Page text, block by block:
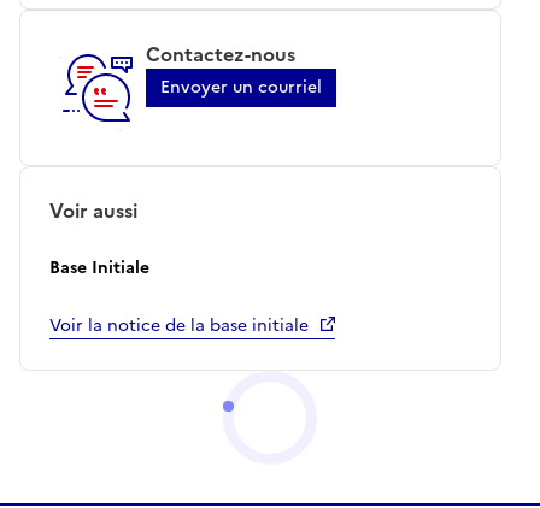
Contactez-nous
Envoyer un courriel
Voir aussi
Base Initiale
Voir la notice de la base initiale